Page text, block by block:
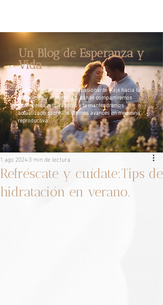
Un Blog de Esperanza y
Vida
Únete a nosotros en este apasionante viaje hacia la
paternidad y maternidad, donde compartiremos
testimonios inspiradores y te mantendremos
actualizado sobre los últimos avances en medicina
reproductiva.
Refréscate y cuídate:Tips de
hidratación en verano.
1 ago 20243 min de lectura